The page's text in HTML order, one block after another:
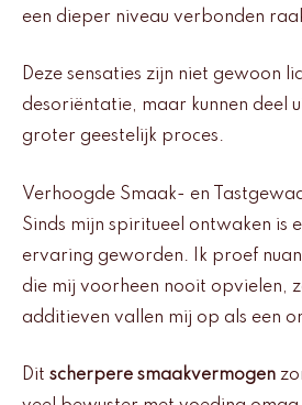
een dieper niveau verbonden
Deze sensaties zijn niet gewoon
desoriëntatie, maar kunnen deel
groter geestelijk proces.
Verhoogde Smaak- en
Sinds mijn spiritueel ontwaken is
ervaring geworden. Ik proef
die mij voorheen nooit opvielen,
additieven vallen mij op als een
Dit scherpere smaakvermogen